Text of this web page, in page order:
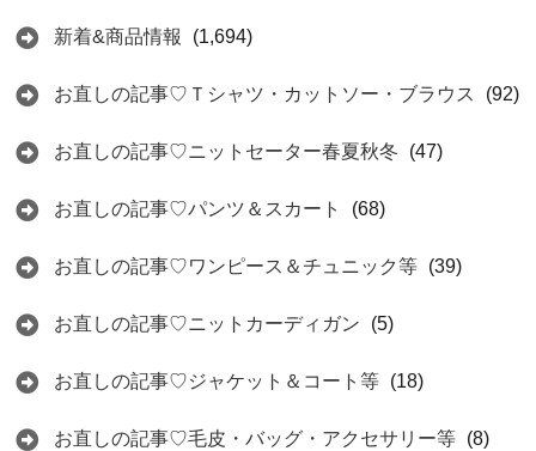
新着&商品情報 (1,694)
お直しの記事♡Ｔシャツ・カットソー・ブラウス (92)
お直しの記事♡ニットセーター春夏秋冬 (47)
お直しの記事♡パンツ＆スカート (68)
お直しの記事♡ワンピース＆チュニック等 (39)
お直しの記事♡ニットカーディガン (5)
お直しの記事♡ジャケット＆コート等 (18)
お直しの記事♡毛皮・バッグ・アクセサリー等 (8)